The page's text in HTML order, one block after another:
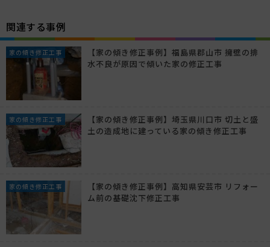
関連する事例
家の傾き修正工事
【家の傾き修正事例】福島県郡山市 擁壁の排
水不良が原因で傾いた家の修正工事
家の傾き修正工事
【家の傾き修正事例】埼玉県川口市 切土と盛
土の造成地に建っている家の傾き修正工事
家の傾き修正工事
【家の傾き修正事例】高知県安芸市 リフォー
ム前の基礎沈下修正工事